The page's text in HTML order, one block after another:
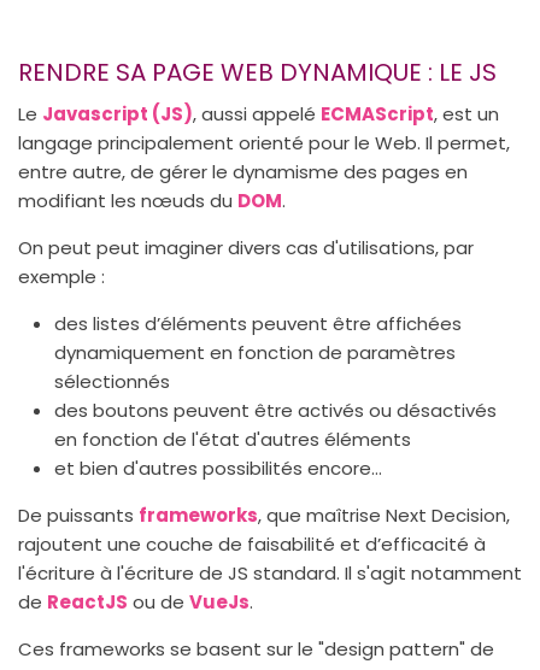
RENDRE SA PAGE WEB DYNAMIQUE : LE JS
Le Javascript (JS), aussi appelé ECMAScript, est un
langage principalement orienté pour le Web. Il permet,
entre autre, de gérer le dynamisme des pages en
modifiant les nœuds du DOM.
On peut peut imaginer divers cas d'utilisations, par
exemple :
des listes d’éléments peuvent être affichées
dynamiquement en fonction de paramètres
sélectionnés
des boutons peuvent être activés ou désactivés
en fonction de l'état d'autres éléments
et bien d'autres possibilités encore…
De puissants frameworks, que maîtrise Next Decision,
rajoutent une couche de faisabilité et d’efficacité à
l'écriture à l'écriture de JS standard. Il s'agit notamment
de ReactJS ou de VueJs.
Ces frameworks se basent sur le "design pattern" de